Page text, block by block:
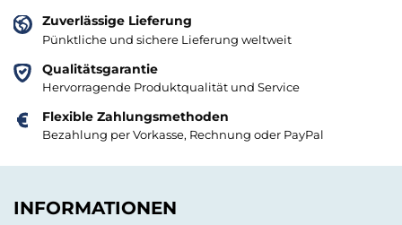
Zuverlässige Lieferung
Pünktliche und sichere Lieferung weltweit
Qualitätsgarantie
Hervorragende Produktqualität und Service
Flexible Zahlungsmethoden
Bezahlung per Vorkasse, Rechnung oder PayPal
INFORMATIONEN